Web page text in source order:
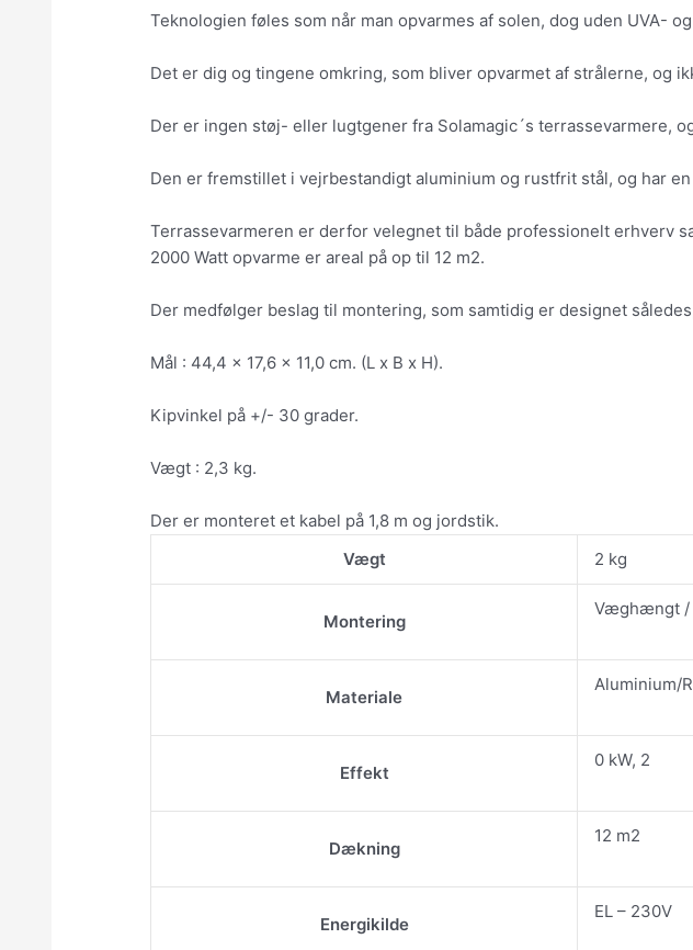
Teknologien føles som når man opvarmes af solen, dog uden UVA-
Det er dig og tingene omkring, som bliver opvarmet af strålerne, og
Der er ingen støj- eller lugtgener fra Solamagic´s terrassevarmere,
Den er fremstillet i vejrbestandigt aluminium og rustfrit stål, og har
Terrassevarmeren er derfor velegnet til både professionelt erhverv
2000 Watt opvarme er areal på op til 12 m2.
Der medfølger beslag til montering, som samtidig er designet
Mål : 44,4 x 17,6 x 11,0 cm. (L x B x H).
Kipvinkel på +/- 30 grader.
Vægt : 2,3 kg.
Der er monteret et kabel på 1,8 m og jordstik.
Vægt
2 kg
Montering
Væghængt
Materiale
Aluminium/
Effekt
0 kW, 2
Dækning
12 m2
Energikilde
EL – 230V